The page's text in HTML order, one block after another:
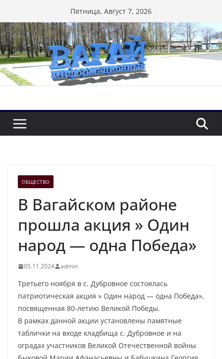
к
содержимому
Пятница, Август 7, 2026
ОБЩЕСТВО
В Вагайском районе
прошла акция » Один
народ — одна Победа»
05.11.2024 admin
Третьего ноября в с. Дубровное состоялась
патриотическая акция » Один народ — одна Победа»,
посвященная 80-летию Великой Победы.
В рамках данной акции установлены памятные
таблички на входе кладбища с. Дубровное и на
оградах участников Великой Отечественной войны